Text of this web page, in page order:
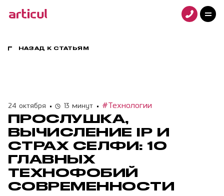
Услуги
Технологии
Контакты
Карьера
Блог
НАЗАД К СТАТЬЯМ
24 октября 13 минут #Технологии
ПРОСЛУШКА,
ВЫЧИСЛЕНИЕ IP И
СТРАХ СЕЛФИ: 10
ГЛАВНЫХ
ТЕХНОФОБИЙ
СОВРЕМЕННОСТИ